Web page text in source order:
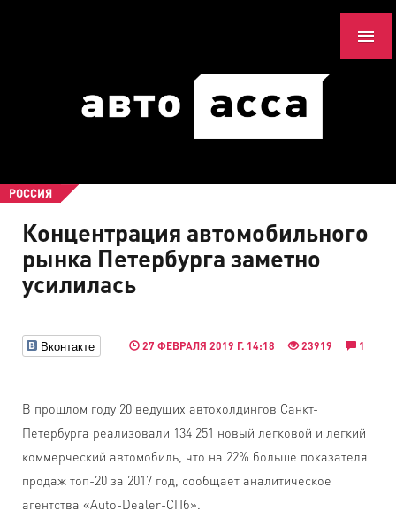
РОССИЯ
Концентрация автомобильного
рынка Петербурга заметно
усилилась
Вконтакте 27 ФЕВРАЛЯ 2019 Г. 14:18 23919 1
В прошлом году 20 ведущих автохолдингов Санкт-
Петербурга реализовали 134 251 новый легковой и легкий
коммерческий автомобиль, что на 22% больше показателя
продаж топ-20 за 2017 год, сообщает аналитическое
агентства «Auto-Dealer-СПб».